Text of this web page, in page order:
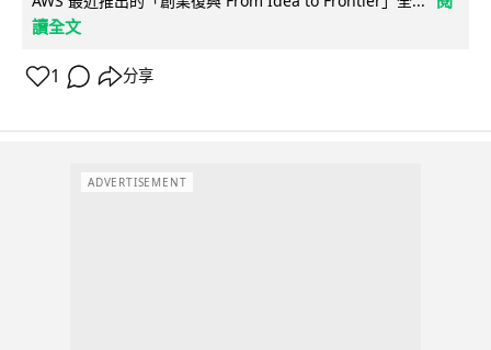
讀全文
1 分享
ADVERTISEMENT